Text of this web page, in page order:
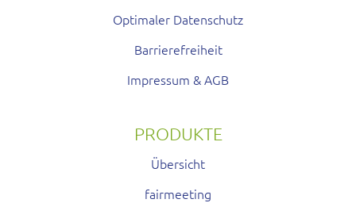
Optimaler Datenschutz
Barrierefreiheit
Impressum & AGB
PRODUKTE
Übersicht
fairmeeting